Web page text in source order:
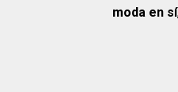
moda en sí